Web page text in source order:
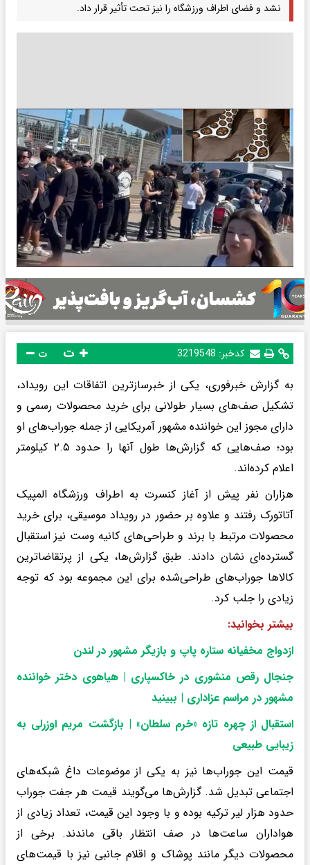
نشد و فضای اطراف ورزشگاه را نیز تحت تأثیر قرار داد.
کدخبر: 3219548 ت
به گزارش خبرفوری، یکی از خبرسازترین اتفاقات این رویداد،
تشکیل صف‌های بسیار طولانی برای خرید محصولات رسمی و
دارای مجوز این خواننده مشهور آمریکایی از جمله جوراب‌های او
بود؛ صف‌هایی که گزارش‌ها طول آنها را حدود ۲.۵ کیلومتر
اعلام کرده‌اند.
هزاران نفر پیش از آغاز کنسرت به اطراف ورزشگاه المپیک
آتاتورک رفتند و علاوه بر حضور در رویداد موسیقی، برای خرید
محصولات مرتبط با برند و طراحی‌های کانیه وست نیز استقبال
گسترده‌ای نشان دادند. طبق گزارش‌ها، یکی از پرتقاضاترین
کالاها جوراب‌های طراحی‌شده برای این مجموعه بود که توجه
زیادی را جلب کرد.
بیشتر بخوانید:
ازدواج مخفیانه ستاره پاپ و بازیگر مشهور در لندن
جنجال رقص منشوری در خاکسپاری | هیاهوی دختر خواننده
مشهور در مراسم عزاداری | ببینید
استقبال از چهره تازه «خرم سلطان» | بازگشت مریم اوزرلی به
زیبایی طبیعی
قیمت این جوراب‌ها نیز به یکی از موضوعات داغ شبکه‌های
اجتماعی تبدیل شد. گزارش‌ها می‌گویند قیمت هر جفت جوراب
حدود هزار لیر ترکیه بوده و با وجود این قیمت، تعداد زیادی از
هواداران ساعت‌ها در صف انتظار باقی ماندند. برخی از
محصولات دیگر مانند پوشاک و اقلام جانبی نیز با قیمت‌های